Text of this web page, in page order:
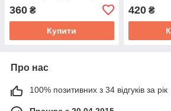
360 ₴
Купити
420₴
Про нас
100% позитивних з 34 відгуків за рік